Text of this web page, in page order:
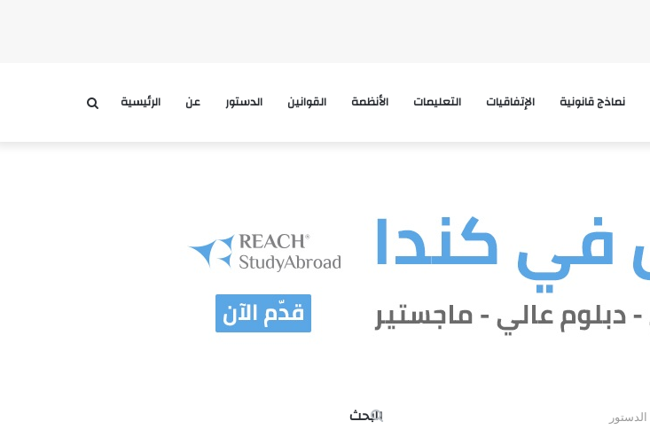
الرئيسية عن الدستور القوانين الأنظمة التعليمات الإتفاقيات نماذج قانونية بحث
البحث